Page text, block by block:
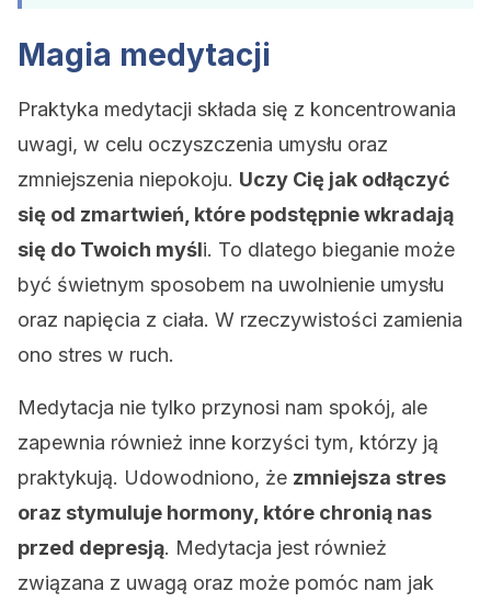
Magia medytacji
Praktyka medytacji składa się z koncentrowania
uwagi, w celu oczyszczenia umysłu oraz
zmniejszenia niepokoju. Uczy Cię jak odłączyć
się od zmartwień, które podstępnie wkradają
się do Twoich myśli. To dlatego bieganie może
być świetnym sposobem na uwolnienie umysłu
oraz napięcia z ciała. W rzeczywistości zamienia
ono stres w ruch.
Medytacja nie tylko przynosi nam spokój, ale
zapewnia również inne korzyści tym, którzy ją
praktykują. Udowodniono, że zmniejsza stres
oraz stymuluje hormony, które chronią nas
przed depresją. Medytacja jest również
związana z uwagą oraz może pomóc nam jak